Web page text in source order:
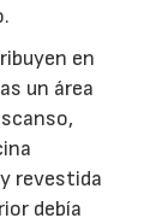
en
un área
revestida
debía